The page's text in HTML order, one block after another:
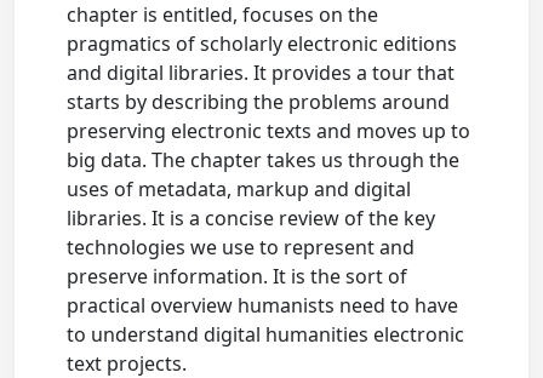
chapter is entitled, focuses on the
pragmatics of scholarly electronic editions
and digital libraries. It provides a tour that
starts by describing the problems around
preserving electronic texts and moves up to
big data. The chapter takes us through the
uses of metadata, markup and digital
libraries. It is a concise review of the key
technologies we use to represent and
preserve information. It is the sort of
practical overview humanists need to have
to understand digital humanities electronic
text projects.